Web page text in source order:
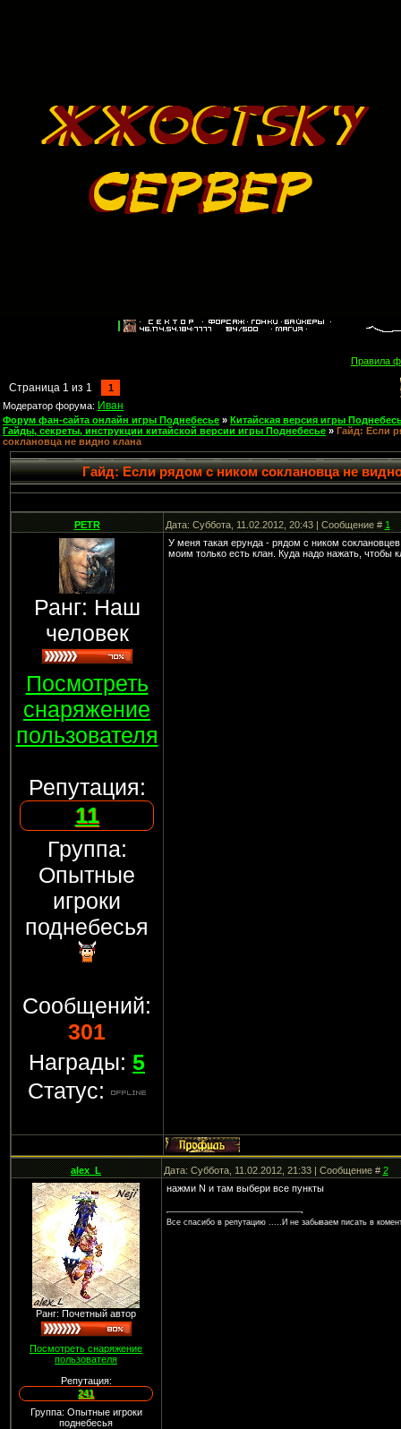
Правила
Страница 1 из 1
1
Модератор форума: Иван
Форум фан-сайта онлайн игры Поднебесье » Китайская версия игры
Гайды, секреты, инструкции китайской версии игры Поднебесье » Гайд: Если
соклановца не видно клана
Гайд: Если рядом с ником соклановца не
PETR Дата: Суббота, 11.02.2012, 20:43 | Сообщение #1
Ранг: Наш
человек
Посмотреть
снаряжение
пользователя
Репутация:
11
Группа:
Опытные
игроки
поднебесья
Сообщений:
301
Награды: 5
Статус:
У меня такая ерунда - рядом с ником
моим только есть клан. Куда надо нажать, чтобы
alex_L Дата: Суббота, 11.02.2012, 21:33 | Сообщение #2
Ранг: Почетный автор
Посмотреть снаряжение
пользователя
Репутация:
241
Группа: Опытные игроки
поднебесья
нажми N и там выбери все пункты
Все спасибо в репутацию .....И не забываем писать в